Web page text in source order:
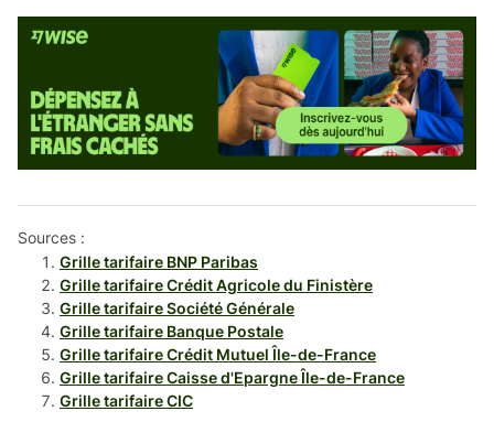
Sources :
Grille tarifaire BNP Paribas
Grille tarifaire Crédit Agricole du Finistère
Grille tarifaire Société Générale
Grille tarifaire Banque Postale
Grille tarifaire Crédit Mutuel Île-de-France
Grille tarifaire Caisse d'Epargne Île-de-France
Grille tarifaire CIC